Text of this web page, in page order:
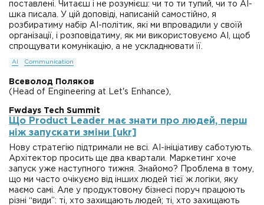
поставлені. Читаєш і не розумієш: чи то ти тупий, чи то AI-
шка писала. У цій доповіді, написаній самостійно, я
розбиратиму набір AI-політик, які ми впровадили у своїй
організації, і розповідатиму, як ми використовуємо AI, щоб
спрощувати комунікацію, а не ускладнювати її.
AI Communication
Всеволод Поляков
(Head of Engineering at Let's Enhance),
Fwdays Tech Summit
Що Product Leader має знати про людей, перш
ніж запускати зміни [ukr]
Нову стратегію підтримали не всі. AI-ініціативу саботують.
Архітектор просить ще два квартали. Маркетинг хоче
запуск уже наступного тижня. Знайомо? Проблема в тому,
що ми часто очікуємо від інших людей тієї ж логіки, яку
маємо самі. Але у продуктовому бізнесі поруч працюють
різні “види”: ті, хто захищають людей; ті, хто захищають